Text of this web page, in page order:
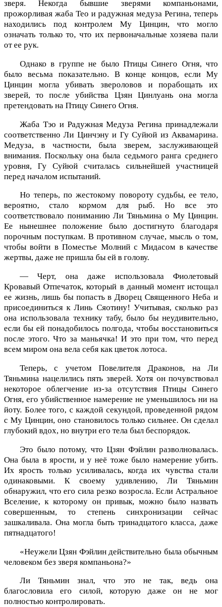
зверя. Некогда бывшие зверями компаньонами,
прожорливая жаба Тео и радужная медуза Регина, теперь
находились под контролем Му Цинцин, что могло
означать только то, что их первоначальные хозяева пали
от ее рук.
Однако в группе не было Птицы Синего Огня, что
было весьма показательно. В конце концов, если Му
Цинцин могла убивать звероловов и порабощать их
зверей, то после убийства Цзян Цинлуань она могла
претендовать на Птицу Синего Огня.
Жаба Тэо и Радужная Медуза Регина принадлежали
соответственно Ли Цинчэну и Гу Суйюй из Аквамарина.
Медуза, в частности, была зверем, заслуживающей
внимания. Поскольку она была седьмого ранга среднего
уровня, Гу Суйюй считалась сильнейшей участницей
перед началом испытаний.
Но теперь, по жестокому повороту судьбы, ее тело,
вероятно, стало кормом для рыб. Но все это
соответствовало пониманию Ли Тяньмина о Му Цинцин.
Ее нынешнее положение было достигнуто благодаря
порочным поступкам. В противном случае, мысль о том,
чтобы войти в Поместье Молний с Мидасом в качестве
жертвы, даже не пришла бы ей в голову.
— Черт, она даже использовала Фиолетовый
Кровавый Отпечаток, который в данный момент истощал
ее жизнь, лишь бы попасть в Дворец Священного Неба и
присоединиться к Линь Сяотину! Учитывая, сколько раз
она использовала технику табу, было бы неудивительно,
если бы ей понадобилось полгода, чтобы восстановиться
после этого. Что за маньячка! И это при том, что перед
всем миром она вела себя как цветок лотоса.
Теперь, с учетом Повелителя Драконов, на Ли
Тяньмина нацелились пять зверей. Хотя он почувствовал
некоторое облегчение из-за отсутствия Птицы Синего
Огня, его убийственное намерение не уменьшилось ни на
йоту. Более того, с каждой секундой, проведенной рядом
с Му Цинцин, оно становилось только сильнее. Он сделал
глубокий вдох, но внутри его тела был беспорядок.
Это было потому, что Цзян Фэйлин разволновалась.
Она была в ярости, и у неё тоже было намерение убить.
Их ярость только усиливалась, когда их чувства стали
одинаковыми. К своему удивлению, Ли Тяньмин
обнаружил, что его сила резко возросла. Если Астральное
Вселение, к которому он привык, можно было назвать
совершенным, то степень синхронизации сейчас
зашкаливала. Она могла быть тринадцатого класса, даже
пятнадцатого!
«Неужели Цзян Фэйлин действительно была обычным
человеком без зверя компаньона?»
Ли Тяньмин знал, что это не так, ведь она
благословила его силой, которую даже он не мог
полностью контролировать.